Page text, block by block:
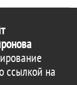
ссылкой на